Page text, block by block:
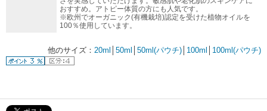
おすすめ。アトピー体質の方にも人気です。
※欧州でオーガニック(有機栽培)認定を受けた植物オイルを
100％使用しています。
他のサイズ： 20ml 50ml 50ml(パウチ) 100ml 100ml(パウチ)